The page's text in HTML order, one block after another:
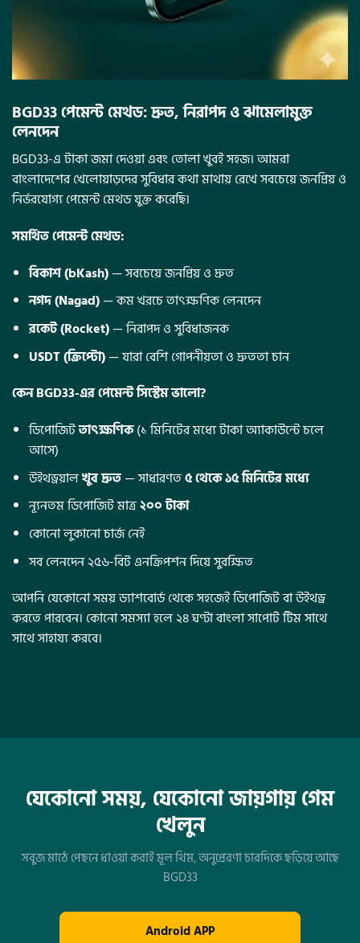
BGD33 পেমেন্ট মেথড: দ্রুত, নিরাপদ ও ঝামেলামুক্ত
লেনদেন
BGD33-এ টাকা জমা দেওয়া এবং তোলা খুবই সহজ। আমরা
বাংলাদেশের খেলোয়াড়দের সুবিধার কথা মাথায় রেখে সবচেয়ে জনপ্রিয় ও
নির্ভরযোগ্য পেমেন্ট মেথড যুক্ত করেছি।
সমর্থিত পেমেন্ট মেথড:
বিকাশ (bKash)— সবচেয়ে জনপ্রিয় ও দ্রুত
নগদ (Nagad)— কম খরচে তাৎক্ষণিক লেনদেন
রকেট (Rocket)— নিরাপদ ও সুবিধাজনক
USDT (ক্রিপ্টো)— যারা বেশি গোপনীয়তা ও দ্রুততা চান
কেন BGD33-এর পেমেন্ট সিস্টেম ভালো?
ডিপোজিটতাৎক্ষণিক(১ মিনিটের মধ্যে টাকা অ্যাকাউন্টে চলে
আসে)
উইথড্রয়ালখুব দ্রুত— সাধারণত৫ থেকে ১৫ মিনিটের মধ্যে
ন্যূনতম ডিপোজিট মাত্র২০০ টাকা
কোনো লুকানো চার্জ নেই
সব লেনদেন ২৫৬-বিট এনক্রিপশন দিয়ে সুরক্ষিত
আপনি যেকোনো সময় ড্যাশবোর্ড থেকে সহজেই ডিপোজিট বা উইথড্র
করতে পারবেন। কোনো সমস্যা হলে ২৪ ঘণ্টা বাংলা সাপোর্ট টিম সাথে
সাথে সাহায্য করবে।
যেকোনো সময়, যেকোনো জায়গায় গেম
খেলুন
সবুজ মাঠে পেছনে ধাওয়া করাই মূল থিম, অনুপ্রেরণা চারদিকে ছড়িয়ে আছে
BGD33
Android APP